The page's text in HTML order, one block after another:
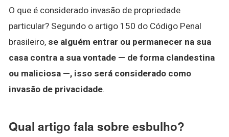
O que é considerado invasão de propriedade
particular? Segundo o artigo 150 do Código Penal
brasileiro, se alguém entrar ou permanecer na sua
casa contra a sua vontade — de forma clandestina
ou maliciosa —, isso será considerado como
invasão de privacidade.
Qual artigo fala sobre esbulho?